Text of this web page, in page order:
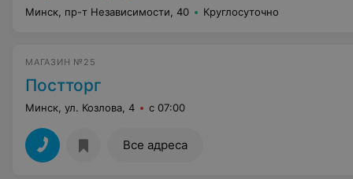
Минск, пр-т Независимости, 40 Круглосуточно
МАГАЗИН №25
Постторг
Минск, ул. Козлова, 4 с 07:00
Все адреса